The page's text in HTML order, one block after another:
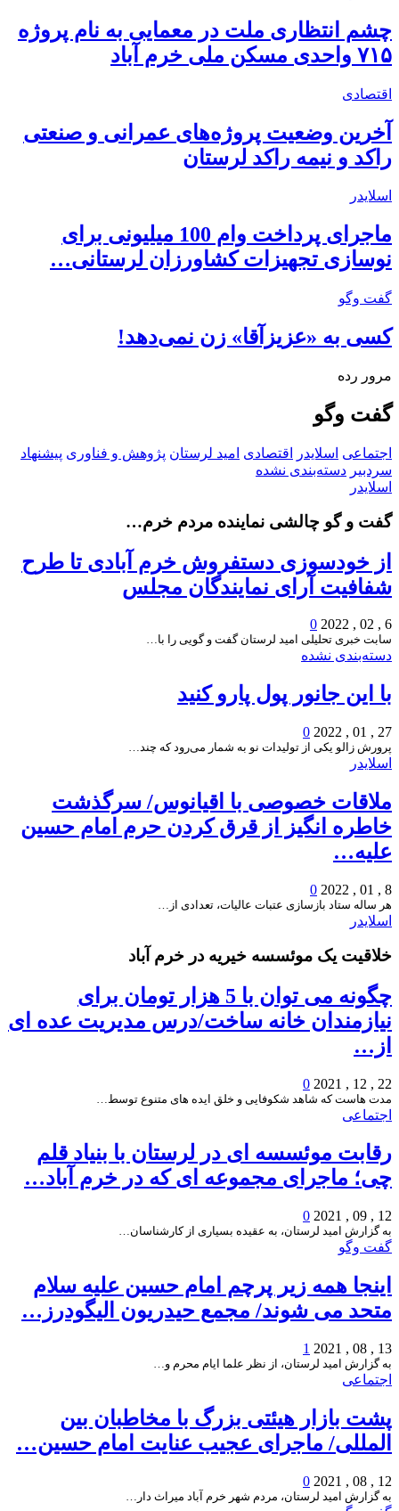
چشم انتظاری ملت در معمایی به نام پروژه
۷۱۵ واحدی مسکن ملی خرم آباد
اقتصادی
آخرین وضعیت پروژه‌های عمرانی و صنعتی
راکد و نیمه راکد لرستان
اسلایدر
ماجرای پرداخت وام 100 میلیونی برای
نوسازی تجهیزات کشاورزان لرستانی…
گفت وگو
کسی به «عزیزآقا» زن نمی‌دهد!
مرور رده
گفت وگو
اجتماعی اسلایدر اقتصادی امید لرستان پژوهش و فناوری پیشنهاد
سردبیر دسته‌بندی نشده
اسلایدر
گفت و گو چالشی نماینده مردم خرم…
از خودسوزی دستفروش خرم آبادی تا طرح
شفافیت آرای نمایندگان مجلس
6 , 02 , 2022
0
سابت خبری تحلیلی امید لرستان گفت و گویی را با…
دسته‌بندی نشده
با این جانور پول پارو کنید
27 , 01 , 2022
0
پرورش زالو یکی از تولیدات نو به شمار می‌رود که چند…
اسلایدر
ملاقات خصوصی با اقیانوس/ سرگذشت
خاطره انگیز از قرق کردن حرم امام حسین
علیه…
8 , 01 , 2022
0
هر ساله ستاد بازسازی عتبات عالیات، تعدادی از…
اسلایدر
خلاقیت یک موئسسه خیریه در خرم آباد
چگونه می توان با 5 هزار تومان برای
نیازمندان خانه ساخت/درس مدیریت عده ای
از…
22 , 12 , 2021
0
مدت هاست که شاهد شکوفایی و خلق ایده های متنوع توسط…
اجتماعی
رقابت موئسسه ای در لرستان با بنیاد قلم
چی؛ ماجرای مجموعه ای که در خرم آباد…
12 , 09 , 2021
0
به گزارش امید لرستان، به عقیده بسیاری از کارشناسان…
گفت وگو
اینجا همه زیر پرچم امام حسین علیه سلام
متحد می شوند/ مجمع حیدریون الیگودرز…
13 , 08 , 2021
1
به گزارش امید لرستان، از نظر علما ایام محرم و…
اجتماعی
پشت بازار هیئتی بزرگ با مخاطبان بین
المللی/ ماجرای عجیب عنایت امام حسین…
12 , 08 , 2021
0
به گزارش امید لرستان، مردم شهر خرم آباد میراث دار…